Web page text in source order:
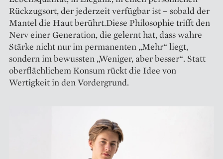
Rückzugsort, der jederzeit verfügbar ist – sobald der
Mantel die Haut berührt.Diese Philosophie trifft den
Nerv einer Generation, die gelernt hat, dass wahre
Stärke nicht nur im permanenten „Mehr“ liegt,
sondern im bewussten „Weniger, aber besser“. Statt
oberflächlichem Konsum rückt die Idee von
Wertigkeit in den Vordergrund.